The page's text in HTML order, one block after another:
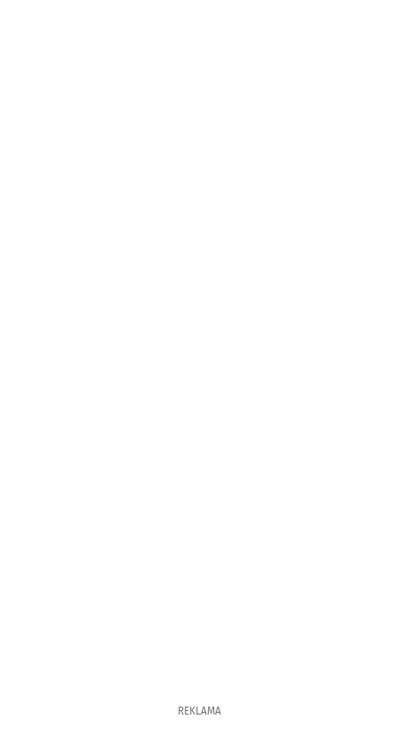
REKLAMA